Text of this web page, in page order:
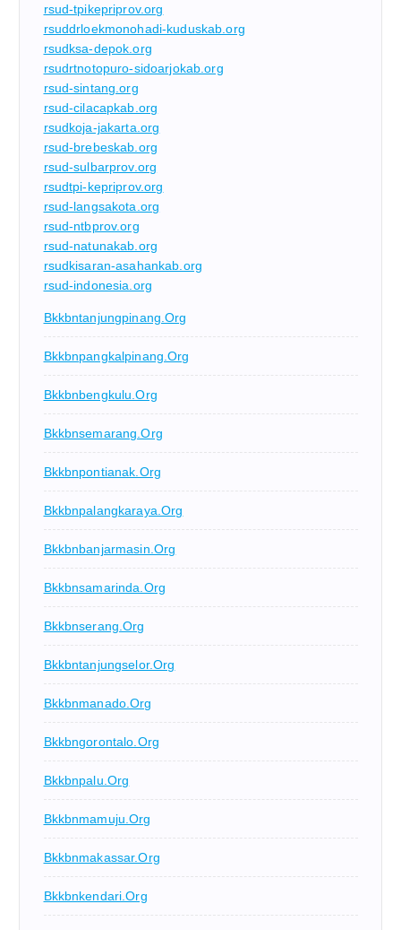
rsud-tpikepriprov.org
rsuddrloekmonohadi-kuduskab.org
rsudksa-depok.org
rsudrtnotopuro-sidoarjokab.org
rsud-sintang.org
rsud-cilacapkab.org
rsudkoja-jakarta.org
rsud-brebeskab.org
rsud-sulbarprov.org
rsudtpi-kepriprov.org
rsud-langsakota.org
rsud-ntbprov.org
rsud-natunakab.org
rsudkisaran-asahankab.org
rsud-indonesia.org
Bkkbntanjungpinang.org
Bkkbnpangkalpinang.org
Bkkbnbengkulu.org
Bkkbnsemarang.org
Bkkbnpontianak.org
Bkkbnpalangkaraya.org
Bkkbnbanjarmasin.org
Bkkbnsamarinda.org
Bkkbnserang.org
Bkkbntanjungselor.org
Bkkbnmanado.org
Bkkbngorontalo.org
Bkkbnpalu.org
Bkkbnmamuju.org
Bkkbnmakassar.org
Bkkbnkendari.org